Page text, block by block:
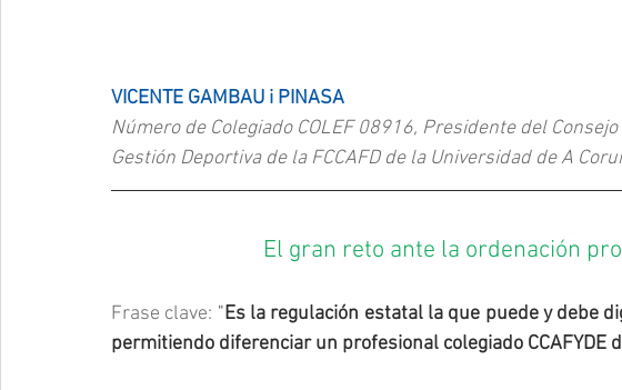
VICENTE GAMBAU i PINASA
Número de Colegiado COLEF 08916, Presidente del
Gestión Deportiva de la FCCAFD de la Universidad de A
El gran reto ante la ordenación
Frase clave: "Es la regulación estatal la que puede y debe
permitiendo diferenciar un profesional colegiado CCAFYDE